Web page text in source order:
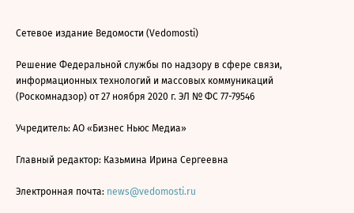
Сетевое издание Ведомости (Vedomosti)
Решение Федеральной службы по надзору в сфере связи,
информационных технологий и массовых коммуникаций
(Роскомнадзор) от 27 ноября 2020 г. ЭЛ № ФС 77-79546
Учредитель: АО «Бизнес Ньюс Медиа»
Главный редактор: Казьмина Ирина Сергеевна
Электронная почта: news@vedomosti.ru